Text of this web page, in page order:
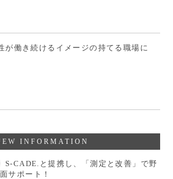
が働き続けるイメージの持てる職場に
INFORMATION
S-CADE.と提携し、「測定と改善」で野
サポート！